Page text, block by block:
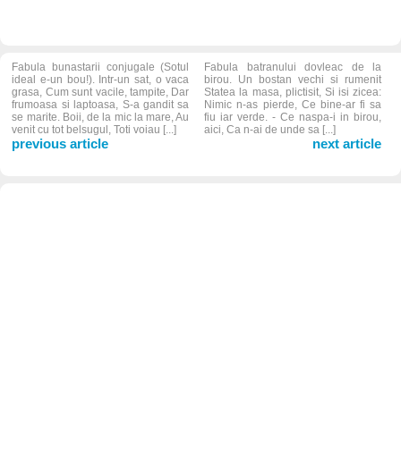
Fabula bunastarii conjugale (Sotul
ideal e-un bou!). Intr-un sat, o vaca
grasa, Cum sunt vacile, tampite, Dar
frumoasa si laptoasa, S-a gandit sa
se marite. Boii, de la mic la mare, Au
venit cu tot belsugul, Toti voiau [...]
previous article
Fabula batranului dovleac de la
birou. Un bostan vechi si rumenit
Statea la masa, plictisit, Si isi zicea:
Nimic n-as pierde, Ce bine-ar fi sa
fiu iar verde. - Ce naspa-i in birou,
aici, Ca n-ai de unde sa [...]
next article